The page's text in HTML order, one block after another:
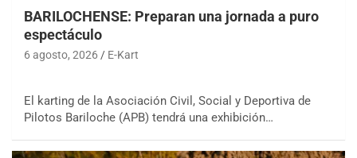
BARILOCHENSE: Preparan una jornada a puro
espectáculo
6 agosto, 2026 E-Kart
El karting de la Asociación Civil, Social y Deportiva de
Pilotos Bariloche (APB) tendrá una exhibición…